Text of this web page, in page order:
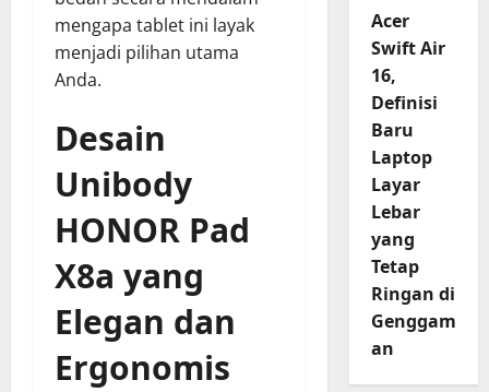
mengapa tablet ini layak
menjadi pilihan utama
Anda.
Desain
Unibody
HONOR Pad
X8a yang
Elegan dan
Ergonomis
Acer
Swift Air
16,
Definisi
Baru
Laptop
Layar
Lebar
yang
Tetap
Ringan di
Genggam
an